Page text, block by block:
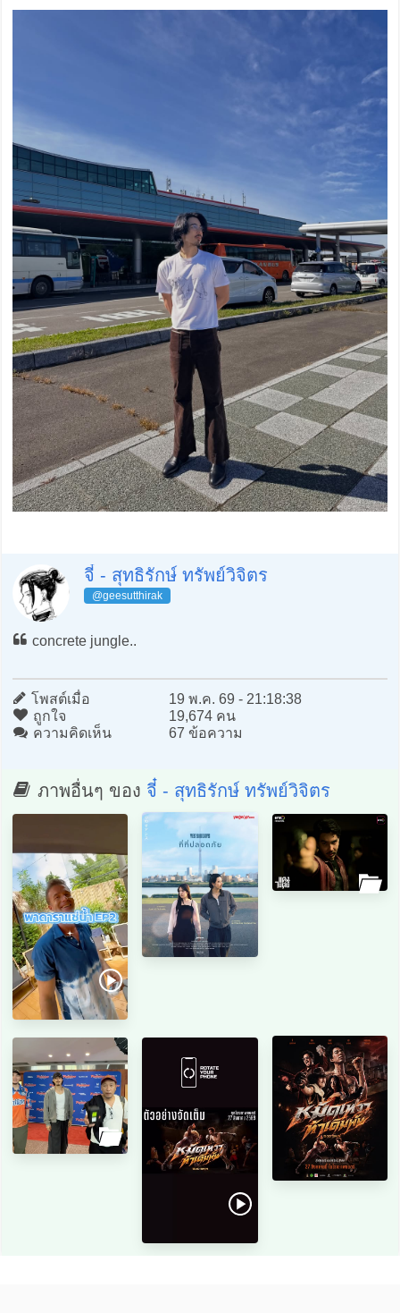
จี๋ - สุทธิรักษ์ ทรัพย์วิจิตร
@geesutthirak
concrete jungle..
โพสต์เมื่อ
19 พ.ค. 69 - 21:18:38
ถูกใจ
19,674 คน
ความคิดเห็น
67 ข้อความ
ภาพอื่นๆ ของ จี๋ - สุทธิรักษ์ ทรัพย์วิจิตร